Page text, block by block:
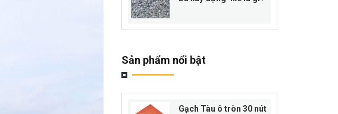
Sản phẩm nổi bật
Gạch Tàu ô tròn 30 nút